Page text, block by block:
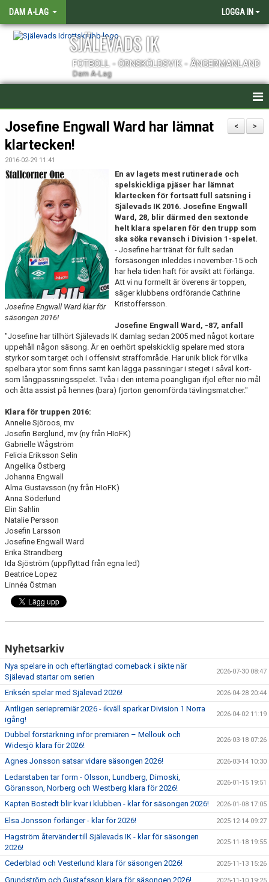
DAM A-LAG LOGGA IN
SJÄLEVADS IK
FOTBOLL - ÖRNSKÖLDSVIK - ÅNGERMANLAND
Dam A-Lag
HEM
NYHETER
KALENDER
TRUPPEN
KONTAKT
MATCHER
DIVISION 1 NORRA 2026
BILDGALLERI
DOKUMENT
>
<
Josefine Engwall Ward har lämnat
klartecken!
2016-02-29 11:41
Josefine Engwall Ward klar för
säsongen 2016!
En av lagets mest rutinerade och
spelskickliga pjäser har lämnat
klartecken för fortsatt full satsning i
Själevads IK 2016. Josefine Engwall
Ward, 28, blir därmed den sextonde
helt klara spelaren för den trupp som
ska söka revansch i Division 1-spelet.
- Josefine har tränat för fullt sedan
försäsongen inleddes i november-15 och
har hela tiden haft för avsikt att förlänga.
Att vi nu formellt är överens är toppen,
säger klubbens ordförande Cathrine
Kristoffersson.
Josefine Engwall Ward, -87, anfall
"Josefine har tillhört Själevads IK damlag sedan 2005 med något kortare
uppehåll någon säsong. Är en oerhört spelskicklig spelare med stora
styrkor som target och i offensivt straffområde. Har unik blick för vilka
spelbara ytor som finns samt kan lägga passningar i steget i såväl kort-
som långpassningsspelet. Tvåa i den interna poängligan ifjol efter nio mål
och åtta assist på hennes (bara) fjorton genomförda tävlingsmatcher."
Klara för truppen 2016:
Annelie Sjöroos, mv
Josefin Berglund, mv (ny från HIoFK)
Gabrielle Wågström
Felicia Eriksson Selin
Angelika Östberg
Johanna Engwall
Alma Gustavsson (ny från HIoFK)
Anna Söderlund
Elin Sahlin
Natalie Persson
Josefin Larsson
Josefine Engwall Ward
Erika Strandberg
Ida Sjöström (uppflyttad från egna led)
Beatrice Lopez
Linnéa Östman
Nyhetsarkiv
Nya spelare in och efterlängtad comeback i sikte när
Själevad startar om serien
2026-07-30 08:47
Eriksén spelar med Själevad 2026! 2026-04-28 20:44
Äntligen seriepremiär 2026 - ikväll sparkar Division 1 Norra
igång!
2026-04-02 11:19
Dubbel förstärkning inför premiären – Mellouk och
Widesjö klara för 2026!
2026-03-18 07:26
Agnes Jonsson satsar vidare säsongen 2026! 2026-03-14 10:30
Ledarstaben tar form - Olsson, Lundberg, Dimoski,
Göransson, Norberg och Westberg klara för 2026!
2026-01-15 19:51
Kapten Bostedt blir kvar i klubben - klar för säsongen 2026! 2026-01-08 17:05
Elsa Jonsson förlänger - klar för 2026! 2025-12-14 09:27
Hagström återvänder till Själevads IK - klar för säsongen
2026!
2025-11-18 19:55
Cederblad och Vesterlund klara för säsongen 2026! 2025-11-13 15:26
Grundström och Gustafsson klara för säsongen 2026!